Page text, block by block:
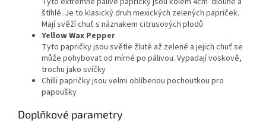
štíhlé. Je to klasický druh mexických zelených papriček.
Mají svěží chuť s náznakem citrusových plodů
Yellow Wax Pepper
Tyto papričky jsou světle žluté až zelené a jejich chuť se
může pohybovat od mírné po pálivou. Vypadají voskově,
trochu jako svíčky
Chilli papričky jsou velmi oblíbenou pochoutkou pro
papoušky
Doplňkové parametry